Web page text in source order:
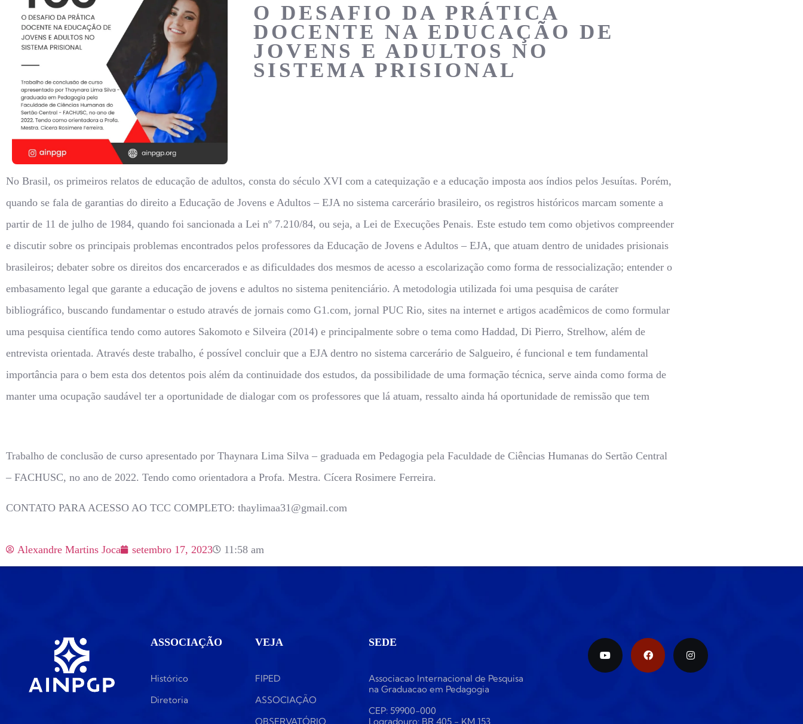
O DESAFIO DA PRÁTICA
DOCENTE NA EDUCAÇÃO DE
JOVENS E ADULTOS NO
SISTEMA PRISIONAL
No Brasil, os primeiros relatos de educação de adultos, consta do século XVI com a catequização e a educação imposta aos índios pelos Jesuítas. Porém,
quando se fala de garantias do direito a Educação de Jovens e Adultos – EJA no sistema carcerário brasileiro, os registros históricos marcam somente a
partir de 11 de julho de 1984, quando foi sancionada a Lei nº 7.210/84, ou seja, a Lei de Execuções Penais. Este estudo tem como objetivos compreender
e discutir sobre os principais problemas encontrados pelos professores da Educação de Jovens e Adultos – EJA, que atuam dentro de unidades prisionais
brasileiros; debater sobre os direitos dos encarcerados e as dificuldades dos mesmos de acesso a escolarização como forma de ressocialização; entender o
embasamento legal que garante a educação de jovens e adultos no sistema penitenciário. A metodologia utilizada foi uma pesquisa de caráter
bibliográfico, buscando fundamentar o estudo através de jornais como G1.com, jornal PUC Rio, sites na internet e artigos acadêmicos de como formular
uma pesquisa científica tendo como autores Sakomoto e Silveira (2014) e principalmente sobre o tema como Haddad, Di Pierro, Strelhow, além de
entrevista orientada. Através deste trabalho, é possível concluir que a EJA dentro no sistema carcerário de Salgueiro, é funcional e tem fundamental
importância para o bem esta dos detentos pois além da continuidade dos estudos, da possibilidade de uma formação técnica, serve ainda como forma de
manter uma ocupação saudável ter a oportunidade de dialogar com os professores que lá atuam, ressalto ainda há oportunidade de remissão que tem
Trabalho de conclusão de curso apresentado por Thaynara Lima Silva – graduada em Pedagogia pela Faculdade de Ciências Humanas do Sertão Central
– FACHUSC, no ano de 2022. Tendo como orientadora a Profa. Mestra. Cícera Rosimere Ferreira.
CONTATO PARA ACESSO AO TCC COMPLETO: thaylimaa31@gmail.com
Alexandre Martins Joca setembro 17, 2023 11:58 am
ASSOCIAÇÃO
Histórico
Diretoria
VEJA
FIPED
ASSOCIAÇÃO
OBSERVATÓRIO
SEDE
Associacao Internacional de Pesquisa
na Graduacao em Pedagogia
CEP: 59900-000
Logradouro: BR 405 - KM 153